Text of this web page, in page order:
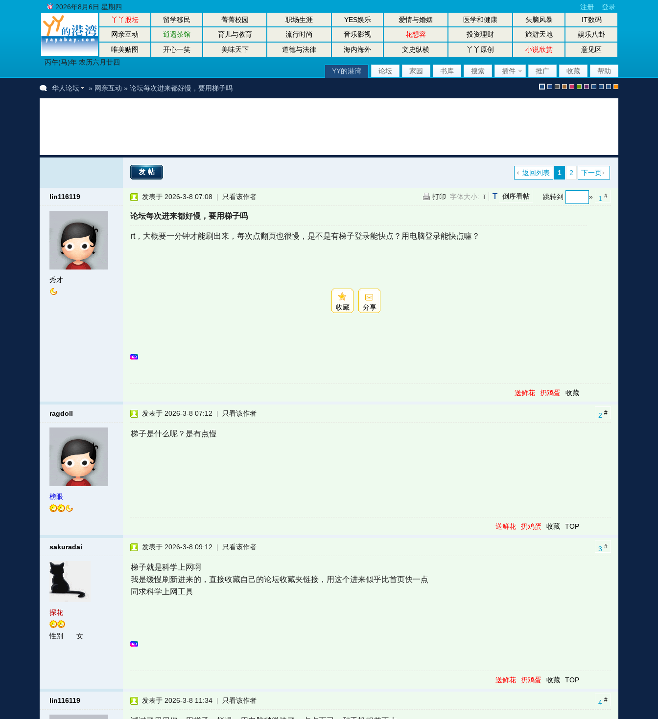
丫丫股坛 留学移民 菁菁校园 职场生涯 YES娱乐 爱情与婚姻 医学和健康 头脑风暴
IT数码
网亲互动
逍遥茶馆 育儿与教育 流行时尚 音乐影视 花想容 投资理财 旅游天地
娱乐八卦
唯美贴图
开心一笑 美味天下 道德与法律 海内海外 文史纵横 丫丫原创 小说欣赏
意见区
丙午(马)年 农历六月廿四
2026年8月6日 星期四 注册 登录
YY的港湾 论坛 家园 书库 搜索 插件 推广 收藏 帮助
认l r r i r u 坛大坛机
华人论坛 » 网亲互动 » 论坛每次进来都好慢，要用梯子吗
1 2 下一页
返回列表
发帖
lin116119
秀才
1 #
跳转到 »
倒序看帖
打印 字体大小:
发表于 2026-3-8 07:08 | 只看该作者
论坛每次进来都好慢，要用梯子吗
rt，大概要一分钟才能刷出来，每次点翻页也很慢，是不是有梯子登录能快点？用电脑登录能快点嘛？
收藏 分享
送鲜花 扔鸡蛋 收藏
ragdoll
榜眼
2 #
发表于 2026-3-8 07:12 | 只看该作者
梯子是什么呢？是有点慢
送鲜花 扔鸡蛋 收藏 TOP
sakuradai
探花
性别 女
3 #
发表于 2026-3-8 09:12 | 只看该作者
梯子就是科学上网啊
我是缓慢刷新进来的，直接收藏自己的论坛收藏夹链接，用这个进来似乎比首页快一点
同求科学上网工具
送鲜花 扔鸡蛋 收藏 TOP
lin116119 4 #
发表于 2026-3-8 11:34 | 只看该作者